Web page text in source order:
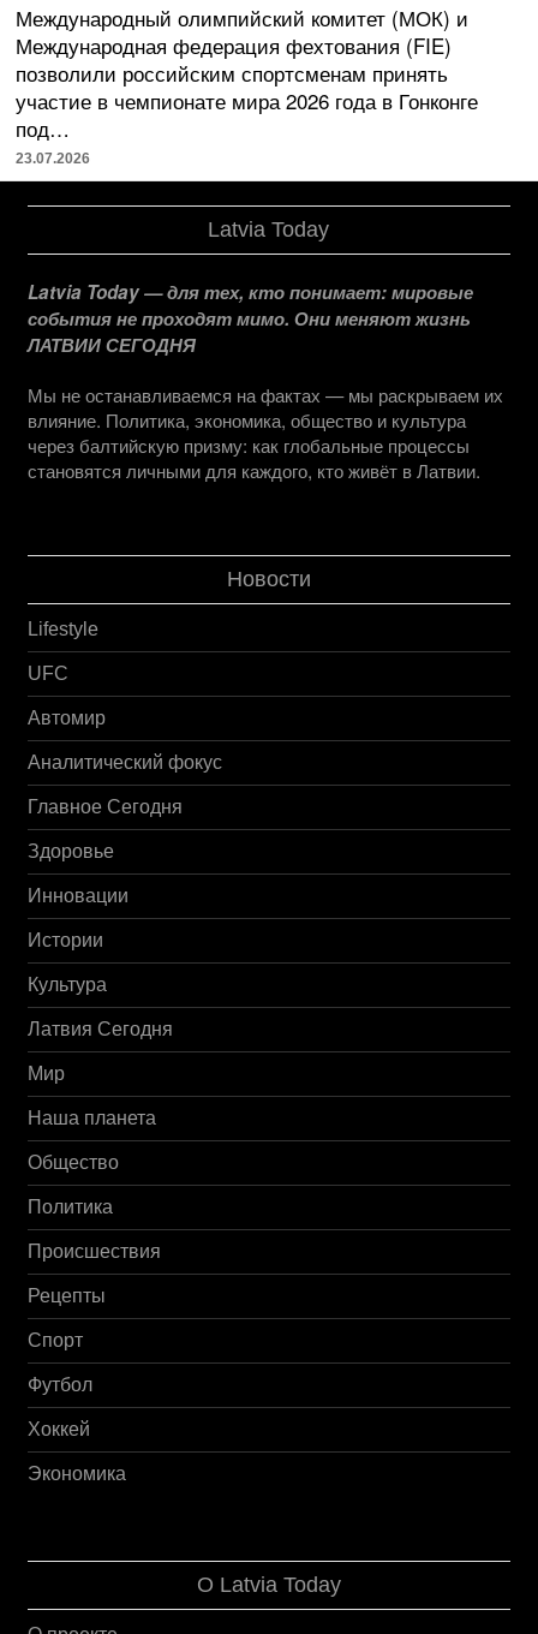
Международный олимпийский комитет (МОК) и
Международная федерация фехтования (FIE)
позволили российским спортсменам принять
участие в чемпионате мира 2026 года в Гонконге
под…
23.07.2026
Latvia Today
Latvia Today — для тех, кто понимает: мировые
события не проходят мимо. Они меняют жизнь
ЛАТВИИ СЕГОДНЯ
Мы не останавливаемся на фактах — мы раскрываем их
влияние. Политика, экономика, общество и культура
через балтийскую призму: как глобальные процессы
становятся личными для каждого, кто живёт в Латвии.
Новости
Lifestyle
UFC
Автомир
Аналитический фокус
Главное Сегодня
Здоровье
Инновации
Истории
Культура
Латвия Сегодня
Мир
Наша планета
Общество
Политика
Происшествия
Рецепты
Спорт
Футбол
Хоккей
Экономика
О Latvia Today